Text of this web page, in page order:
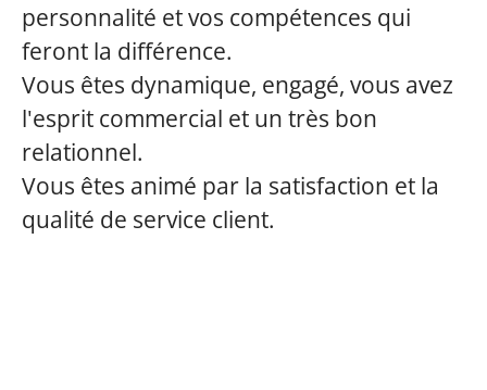
personnalité et vos compétences qui
feront la différence.
Vous êtes dynamique, engagé, vous avez
l'esprit commercial et un très bon
relationnel.
Vous êtes animé par la satisfaction et la
qualité de service client.